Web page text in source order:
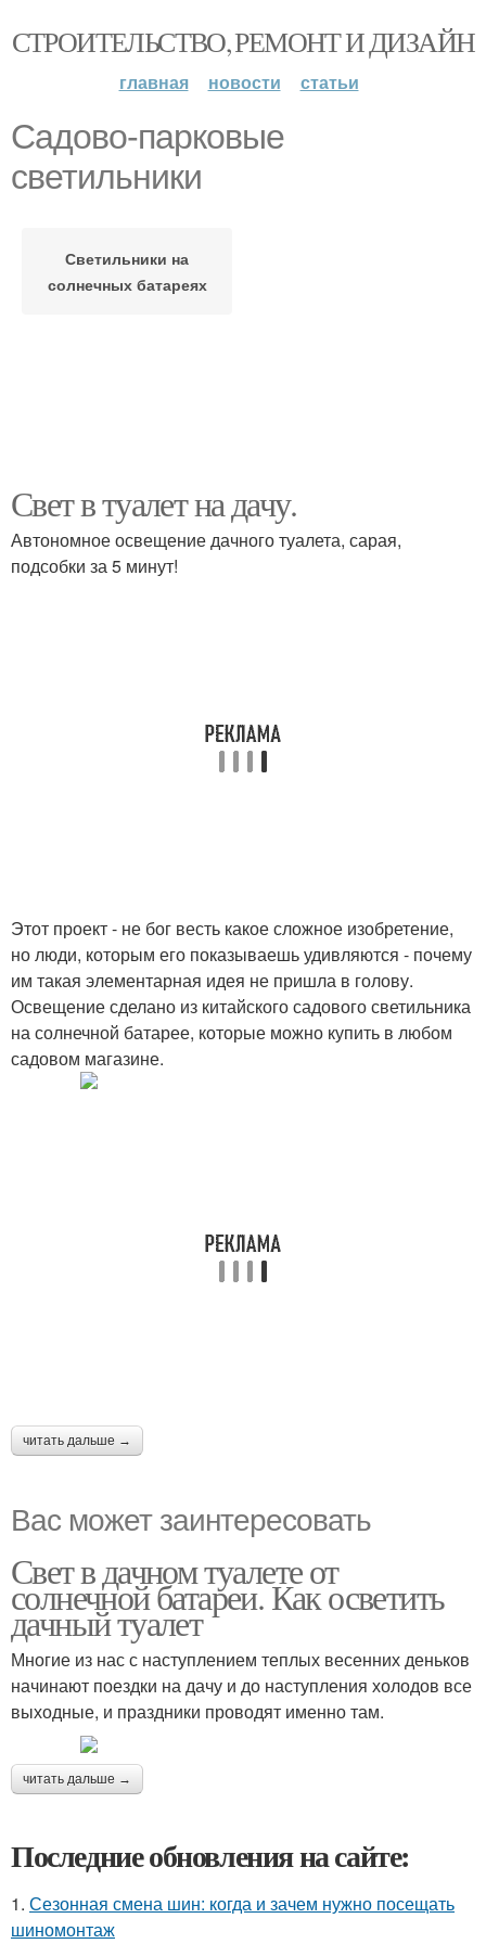
СТРОИТЕЛЬСТВО, РЕМОНТ И ДИЗАЙН
главная новости статьи
Садово-парковые
светильники
Светильники на
солнечных батареях
Свет в туалет на дачу.
Автономное освещение дачного туалета, сарая,
подсобки за 5 минут!
Этот проект - не бог весть какое сложное изобретение,
но люди, которым его показываешь удивляются - почему
им такая элементарная идея не пришла в голову.
Освещение сделано из китайского садового светильника
на солнечной батарее, которые можно купить в любом
садовом магазине.
читать дальше →
Вас может заинтересовать
Свет в дачном туалете от
солнечной батареи. Как осветить
дачный туалет
Многие из нас с наступлением теплых весенних деньков
начинают поездки на дачу и до наступления холодов все
выходные, и праздники проводят именно там.
читать дальше →
Последние обновления на сайте:
1. Сезонная смена шин: когда и зачем нужно посещать
шиномонтаж